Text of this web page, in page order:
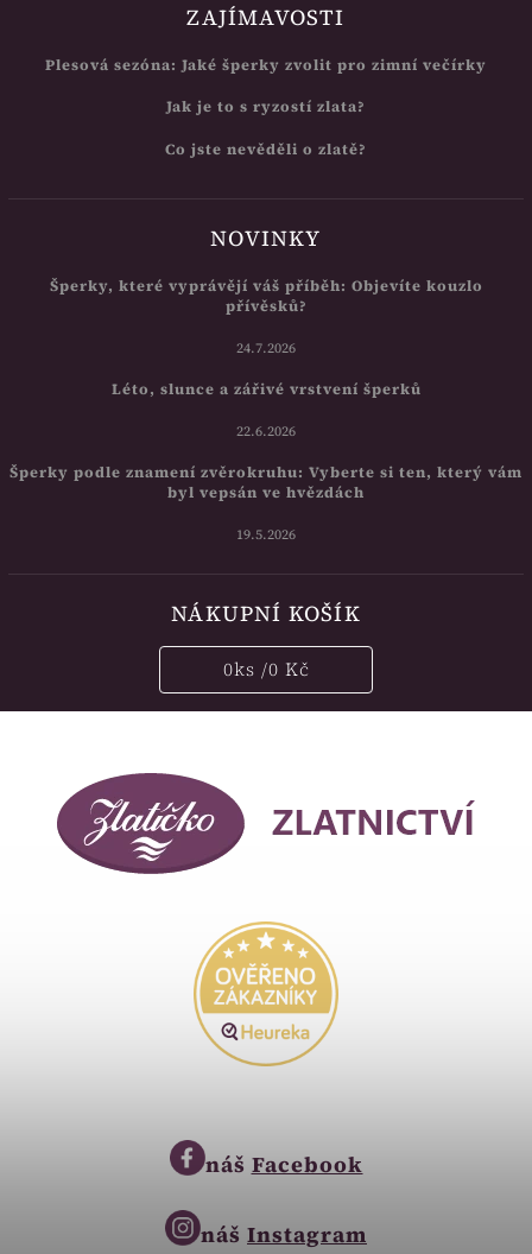
ZAJÍMAVOSTI
Plesová sezóna: Jaké šperky zvolit pro zimní večírky
Jak je to s ryzostí zlata?
Co jste nevěděli o zlatě?
NOVINKY
Šperky, které vyprávějí váš příběh: Objevíte kouzlo
přívěsků?
24.7.2026
Léto, slunce a zářivé vrstvení šperků
22.6.2026
Šperky podle znamení zvěrokruhu: Vyberte si ten, který vám
byl vepsán ve hvězdách
19.5.2026
NÁKUPNÍ KOŠÍK
0ks /0 Kč
náš Facebook
náš Instagram